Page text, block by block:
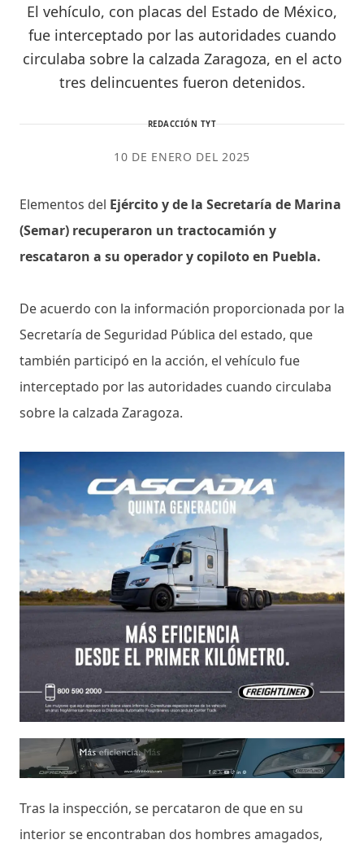
El vehículo, con placas del Estado de México,
fue interceptado por las autoridades cuando
circulaba sobre la calzada Zaragoza, en el acto
tres delincuentes fueron detenidos.
REDACCIÓN TYT
10 DE ENERO DEL 2025
Elementos del Ejército y de la Secretaría de Marina
(Semar) recuperaron un tractocamión y
rescataron a su operador y copiloto en Puebla.
De acuerdo con la información proporcionada por la
Secretaría de Seguridad Pública del estado, que
también participó en la acción, el vehículo fue
interceptado por las autoridades cuando circulaba
sobre la calzada Zaragoza.
Tras la inspección, se percataron de que en su
interior se encontraban dos hombres amagados,